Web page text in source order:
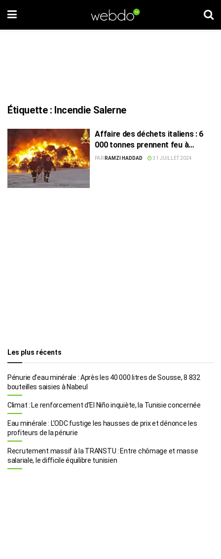
Étiquette : Incendie Salerne
Affaire des déchets italiens : 6
000 tonnes prennent feu à
Salerne
PAR RAMZI HADDAD 31 JUILLET 2024
Les plus récents
Pénurie d’eau minérale : Après les 40 000 litres de Sousse, 8 832
bouteilles saisies à Nabeul
Climat : Le renforcement d’El Niño inquiète, la Tunisie concernée
Eau minérale : L’ODC fustige les hausses de prix et dénonce les
profiteurs de la pénurie
Recrutement massif à la TRANSTU : Entre chômage et masse
salariale, le difficile équilibre tunisien